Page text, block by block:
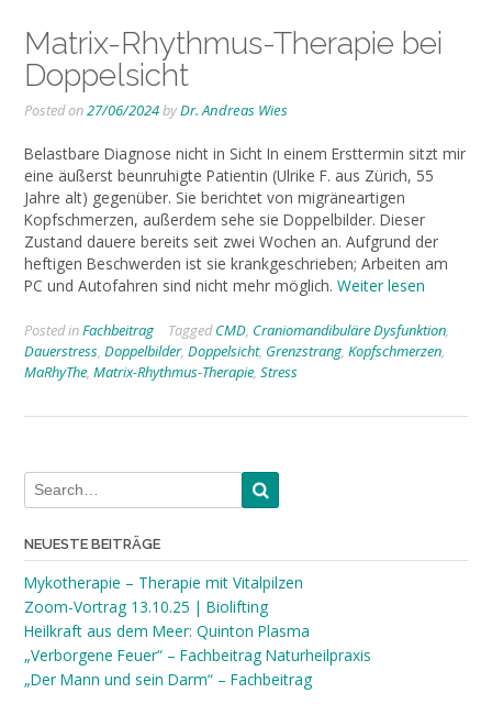
Matrix-Rhythmus-Therapie bei
Doppelsicht
Posted on27/06/2024byDr. Andreas Wies
Belastbare Diagnose nicht in Sicht In einem Ersttermin sitzt mir
eine äußerst beunruhigte Patientin (Ulrike F. aus Zürich, 55
Jahre alt) gegenüber. Sie berichtet von migräneartigen
Kopfschmerzen, außerdem sehe sie Doppelbilder. Dieser
Zustand dauere bereits seit zwei Wochen an. Aufgrund der
heftigen Beschwerden ist sie krankgeschrieben; Arbeiten am
PC und Autofahren sind nicht mehr möglich. Weiter lesen
Posted inFachbeitrag TaggedCMD, Craniomandibuläre Dysfunktion,
Dauerstress, Doppelbilder, Doppelsicht, Grenzstrang, Kopfschmerzen,
MaRhyThe, Matrix-Rhythmus-Therapie, Stress
NEUESTE BEITRÄGE
Mykotherapie – Therapie mit Vitalpilzen
Zoom-Vortrag 13.10.25 | Biolifting
Heilkraft aus dem Meer: Quinton Plasma
„Verborgene Feuer“ – Fachbeitrag Naturheilpraxis
„Der Mann und sein Darm“ – Fachbeitrag